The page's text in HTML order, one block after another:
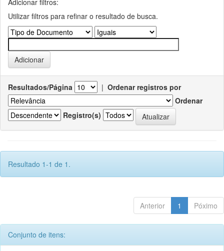
Utilizar filtros para refinar o resultado de busca.
Resultados/Página | Ordenar registros por
Ordenar
Registro(s)
Resultado 1-1 de 1.
Anterior 1 Póximo
Conjunto de itens: